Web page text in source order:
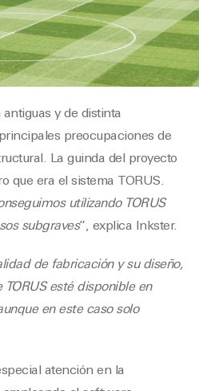
antiguas y de distinta
preocupaciones de
La guinda del proyecto
que era el sistema TORUS.
utilizando TORUS
subgraves”, explica Inkster.
de fabricación y su diseño,
esté disponible en
en este caso solo
atención en la